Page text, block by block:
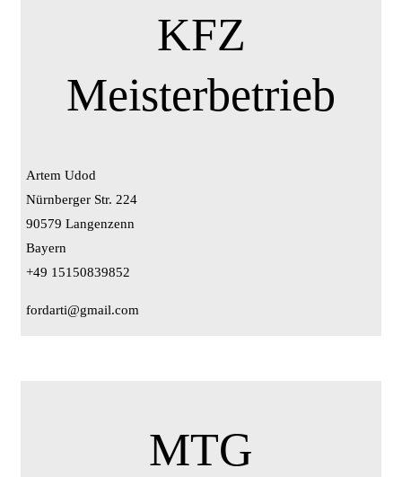
KFZ
Meisterbetrieb
Artem Udod
Nürnberger Str. 224
90579 Langenzenn
Bayern
+49 15150839852
fordarti@gmail.com
MTG